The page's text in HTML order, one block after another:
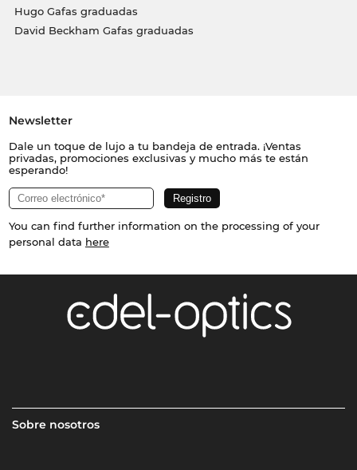
Hugo Gafas graduadas
David Beckham Gafas graduadas
Newsletter
Dale un toque de lujo a tu bandeja de entrada. ¡Ventas
privadas, promociones exclusivas y mucho más te están
esperando!
You can find further information on the processing of your
personal data here
Sobre nosotros